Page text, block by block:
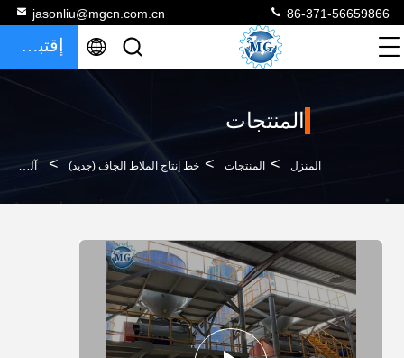
jasonliu@mgcn.com.cn 86-371-56659866
إقتباس
المنتجات
المنزل > المنتجات > خط إنتاج الملاط الجاف (جديد) > آلة تصنيع الملاط اللاصق لبلاط السيراميك آلة خلط الملاط الجاف